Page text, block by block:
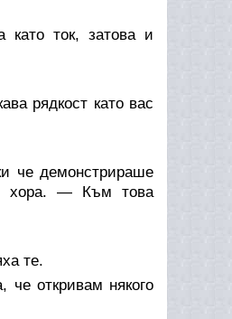
ток, затова и
рядкост като вас
че демонстрираше
хора. — Към това
те.
откривам някого